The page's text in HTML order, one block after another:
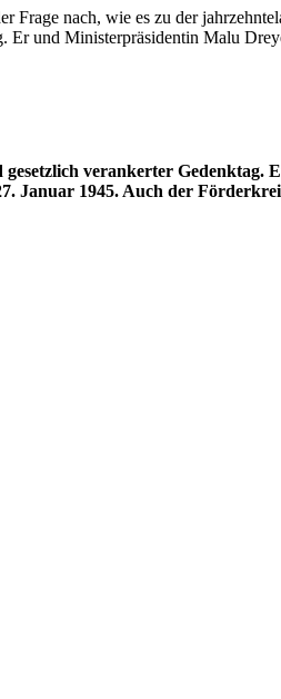
Frage nach, wie es zu der
Er und Ministerpräsidentin Malu
verankerter Gedenktag.
Januar 1945. Auch der